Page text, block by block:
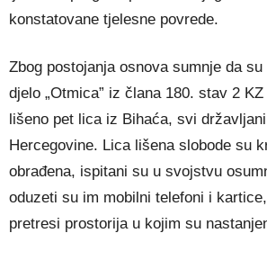
konstatovane tjelesne povrede.
Zbog postojanja osnova sumnje da
djelo „Otmica” iz člana 180. stav 2
lišeno pet lica iz Bihaća, svi
Hercegovine. Lica lišena slobode su
obrađena, ispitani su u svojstvu
oduzeti su im mobilni telefoni i
pretresi prostorija u kojim su